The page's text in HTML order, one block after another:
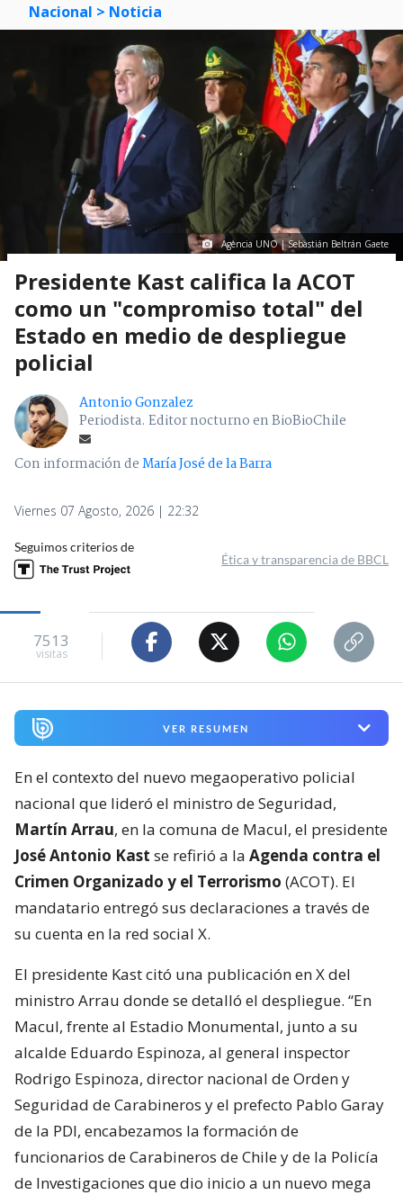
Nacional > Noticia
Agencia UNO | Sebastián Beltrán Gaete
Presidente Kast califica la ACOT
como un "compromiso total" del
Estado en medio de despliegue
policial
Antonio Gonzalez
Periodista. Editor nocturno en BioBioChile
Con información deMaría José de la Barra
Viernes 07 Agosto, 2026 | 22:32
Seguimos criterios de
Ética y transparencia de BBCL
7513
visitas
VER RESUMEN
En el contexto del nuevo megaoperativo policial
nacional que lideró el ministro de Seguridad,
Martín Arrau, en la comuna de Macul, el presidente
José Antonio Kast se refirió a la Agenda contra el
Crimen Organizado y el Terrorismo (ACOT). El
mandatario entregó sus declaraciones a través de
su cuenta en la red social X.
El presidente Kast citó una publicación en X del
ministro Arrau donde se detalló el despliegue. “En
Macul, frente al Estadio Monumental, junto a su
alcalde Eduardo Espinoza, al general inspector
Rodrigo Espinoza, director nacional de Orden y
Seguridad de Carabineros y el prefecto Pablo Garay
de la PDI, encabezamos la formación de
funcionarios de Carabineros de Chile y de la Policía
de Investigaciones que dio inicio a un nuevo mega